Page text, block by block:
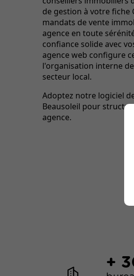
de gestion à votre fiche
mandats de vente
agence en toute
confiance solide avec
agence web configure
l'organisation interne
secteur local.
Adoptez notre logiciel
Beausoleil pour
agence.
+